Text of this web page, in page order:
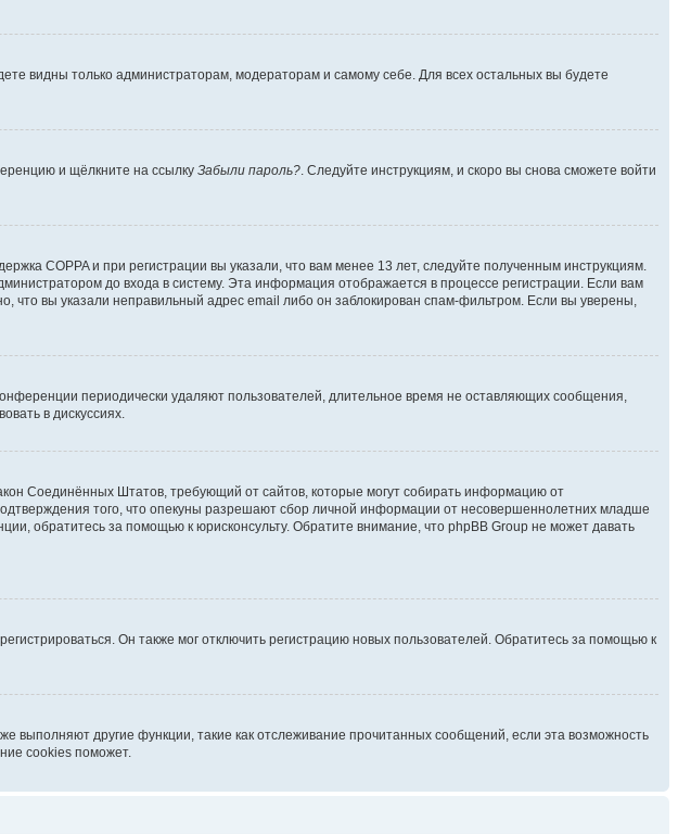
видны только администраторам, модераторам и самому себе. Для всех остальных вы будете
и щёлкните на ссылку Забыли пароль? . Следуйте инструкциям, и скоро вы снова сможете войти
COPPA и при регистрации вы указали, что вам менее 13 лет, следуйте полученным инструкциям.
до входа в систему. Эта информация отображается в процессе регистрации. Если вам
вы указали неправильный адрес email либо он заблокирован спам-фильтром. Если вы уверены,
периодически удаляют пользователей, длительное время не оставляющих сообщения,
в дискуссиях.
Соединённых Штатов, требующий от сайтов, которые могут собирать информацию от
того, что опекуны разрешают сбор личной информации от несовершеннолетних младше
обратитесь за помощью к юрисконсульту. Обратите внимание, что phpBB Group не может давать
Он также мог отключить регистрацию новых пользователей. Обратитесь за помощью к
выполняют другие функции, такие как отслеживание прочитанных сообщений, если эта возможность
cookies поможет.